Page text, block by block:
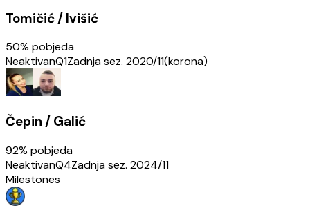
Tomičić / Ivišić
50% pobjeda
NeaktivanQ1Zadnja sez. 2020/11(korona)
Čepin / Galić
92% pobjeda
NeaktivanQ4Zadnja sez. 2024/11
Milestones